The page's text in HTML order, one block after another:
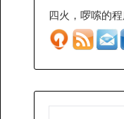
四火，啰嗦的